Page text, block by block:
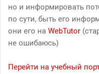
но и информировать
по сути, быть его
они его на WebTutor
не ошибаюсь)
Перейти на учебный